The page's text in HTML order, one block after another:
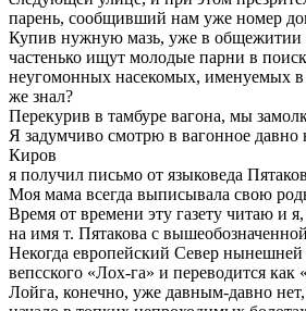
парень, сообщивший нам уже номер
Купив нужную мазь, уже в общежитии
частенько ищут молодые парни в
неугомонных насекомых, именуемых
же знал?
Перекурив в тамбуре вагона, мы
Я задумчиво смотрю в вагонное
Киров
я получил письмо от языковеда
Моя мама всегда выписывала свою
Время от времени эту газету читаю и
на имя т. Пятакова с
Некогда европейский Север
вепсского «Лох-га» и переводится
Лойга, конечно, уже давным-давно